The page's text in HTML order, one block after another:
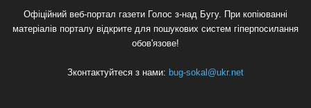
Офіційний веб-портал газети Голос з-над Бугу. При копіюванні
матеріалів порталу відкрите для пошукових систем гіперпосилання
обов'язове!
Зконтактуйтеся з нами: bug-sokal@ukr.net